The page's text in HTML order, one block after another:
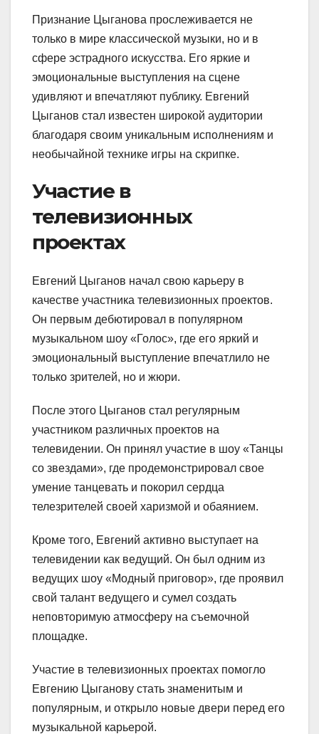
Признание Цыганова прослеживается не
только в мире классической музыки, но и в
сфере эстрадного искусства. Его яркие и
эмоциональные выступления на сцене
удивляют и впечатляют публику. Евгений
Цыганов стал известен широкой аудитории
благодаря своим уникальным исполнениям и
необычайной технике игры на скрипке.
Участие в
телевизионных
проектах
Евгений Цыганов начал свою карьеру в
качестве участника телевизионных проектов.
Он первым дебютировал в популярном
музыкальном шоу «Голос», где его яркий и
эмоциональный выступление впечатлило не
только зрителей, но и жюри.
После этого Цыганов стал регулярным
участником различных проектов на
телевидении. Он принял участие в шоу «Танцы
со звездами», где продемонстрировал свое
умение танцевать и покорил сердца
телезрителей своей харизмой и обаянием.
Кроме того, Евгений активно выступает на
телевидении как ведущий. Он был одним из
ведущих шоу «Модный приговор», где проявил
свой талант ведущего и сумел создать
неповторимую атмосферу на съемочной
площадке.
Участие в телевизионных проектах помогло
Евгению Цыганову стать знаменитым и
популярным, и открыло новые двери перед его
музыкальной карьерой.